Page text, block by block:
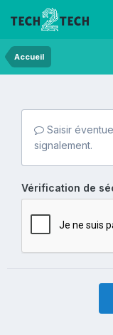
Accueil
Saisir
signalement.
Vérification de